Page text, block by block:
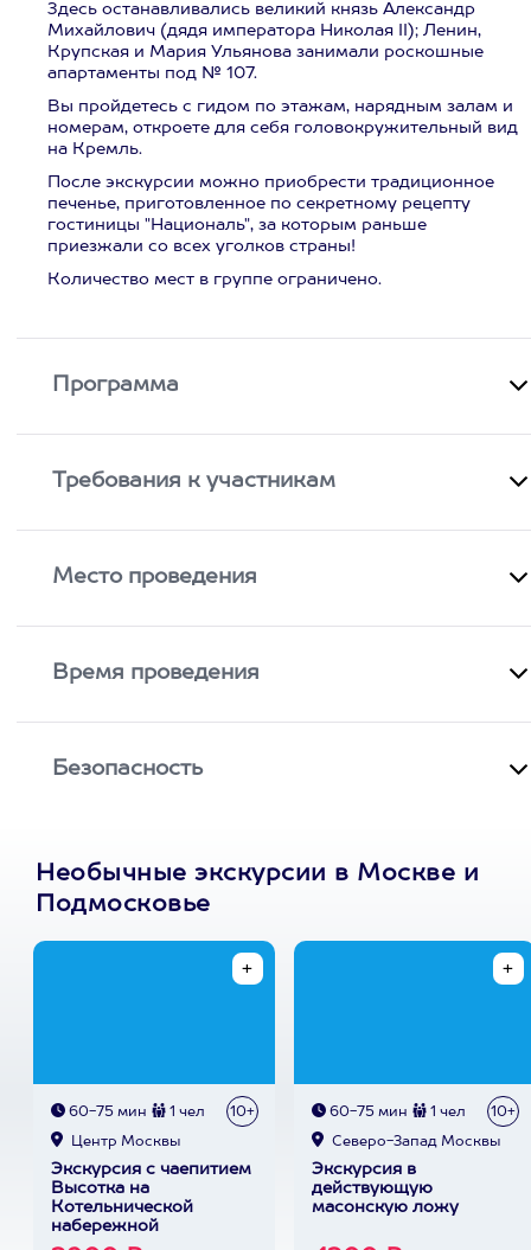
Здесь останавливались великий князь Александр
Михайлович (дядя императора Николая II); Ленин,
Крупская и Мария Ульянова занимали роскошные
апартаменты под № 107.
Вы пройдетесь с гидом по этажам, нарядным залам и
номерам, откроете для себя головокружительный вид
на Кремль.
После экскурсии можно приобрести традиционное
печенье, приготовленное по секретному рецепту
гостиницы "Националь", за которым раньше
приезжали со всех уголков страны!
Количество мест в группе ограничено.
Программа
Требования к участникам
Место проведения
Время проведения
Безопасность
Необычные экскурсии в Москве и
Подмосковье
60-75 мин 1 чел 10+
Центр Москвы
Экскурсия с чаепитием
Высотка на
Котельнической
набережной
60-75 мин 1 чел 10+
Северо-Запад Москвы
Экскурсия в
действующую
масонскую ложу